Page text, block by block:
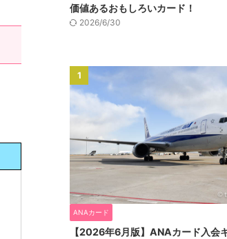
価値あるおもしろいカード！
2026/6/30
1
ANAカード
【2026年6月版】ANAカード入会